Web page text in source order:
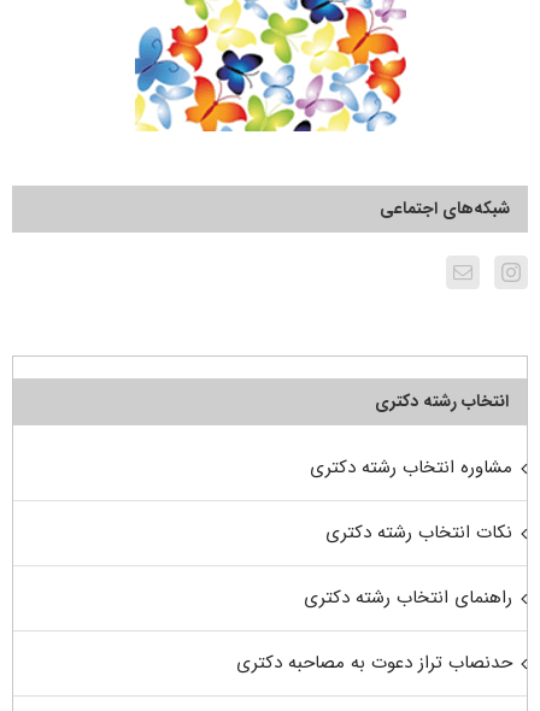
شبکه‌های اجتماعی
انتخاب رشته دکتری
مشاوره انتخاب رشته دکتری
نکات انتخاب رشته دکتری
راهنمای انتخاب رشته دکتری
حدنصاب تراز دعوت به مصاحبه دکتری